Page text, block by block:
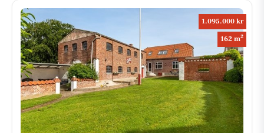
1.095.000 kr
162 m2